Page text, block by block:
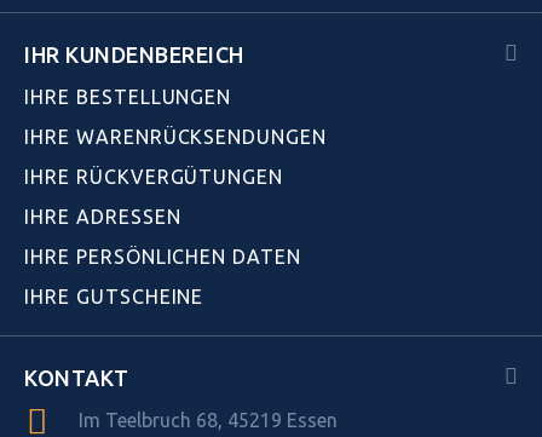
IHR KUNDENBEREICH
IHRE BESTELLUNGEN
IHRE WARENRÜCKSENDUNGEN
IHRE RÜCKVERGÜTUNGEN
IHRE ADRESSEN
IHRE PERSÖNLICHEN DATEN
IHRE GUTSCHEINE
KONTAKT
Im Teelbruch 68, 45219 Essen